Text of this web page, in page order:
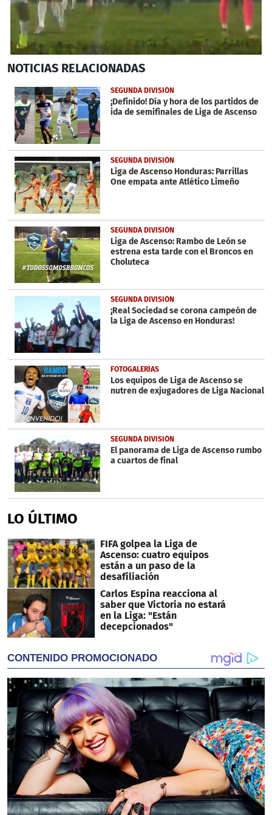
seconds
3
minutes,
8
seconds
NOTICIAS RELACIONADAS
SEGUNDA DIVISIÓN
¡Definido! Día y hora de los partidos de
ida de semifinales de Liga de Ascenso
SEGUNDA DIVISIÓN
Liga de Ascenso Honduras: Parrillas
One empata ante Atlético Limeño
SEGUNDA DIVISIÓN
Liga de Ascenso: Rambo de León se
estrena esta tarde con el Broncos en
Choluteca
SEGUNDA DIVISIÓN
¡Real Sociedad se corona campeón de
la Liga de Ascenso en Honduras!
FOTOGALERÍAS
Los equipos de Liga de Ascenso se
nutren de exjugadores de Liga Nacional
SEGUNDA DIVISIÓN
El panorama de Liga de Ascenso rumbo
a cuartos de final
LO ÚLTIMO
FIFA golpea la Liga de
Ascenso: cuatro equipos
están a un paso de la
desafiliación
Carlos Espina reacciona al
saber que Victoria no estará
en la Liga: "Están
decepcionados"